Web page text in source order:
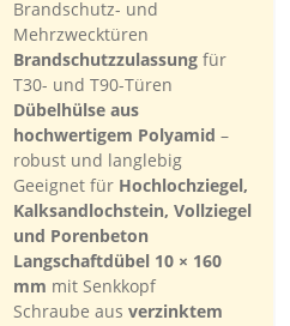
Brandschutz- und
Mehrzwecktüren
Brandschutzzulassung für
T30- und T90-Türen
Dübelhülse aus
hochwertigem Polyamid –
robust und langlebig
Geeignet für Hochlochziegel,
Kalksandlochstein, Vollziegel
und Porenbeton
Langschaftdübel 10 × 160
mm mit Senkkopf
Schraube ausverzinktem